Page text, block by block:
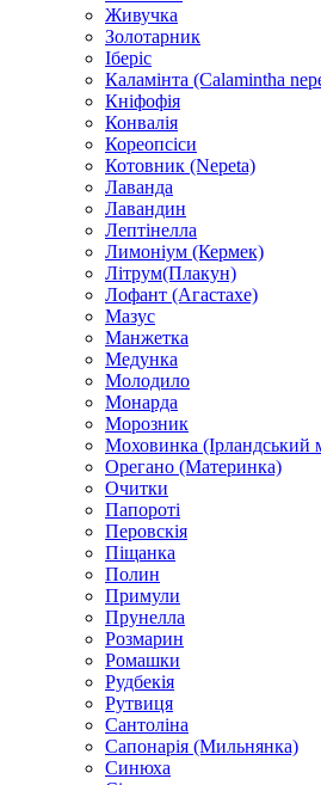
Живучка
Золотарник
Іберіс
Каламінта (Calamintha
Кніфофія
Конвалія
Кореопсіси
Котовник (Nepeta)
Лаванда
Лавандин
Лептінелла
Лимоніум (Кермек)
Літрум(Плакун)
Лофант (Агастахе)
Мазус
Манжетка
Медунка
Молодило
Монарда
Морозник
Моховинка (Ірландський
Орегано (Материнка)
Очитки
Папороті
Перовскія
Піщанка
Полин
Примули
Прунелла
Розмарин
Ромашки
Рудбекія
Рутвиця
Сантоліна
Сапонарія (Мильнянка)
Синюха